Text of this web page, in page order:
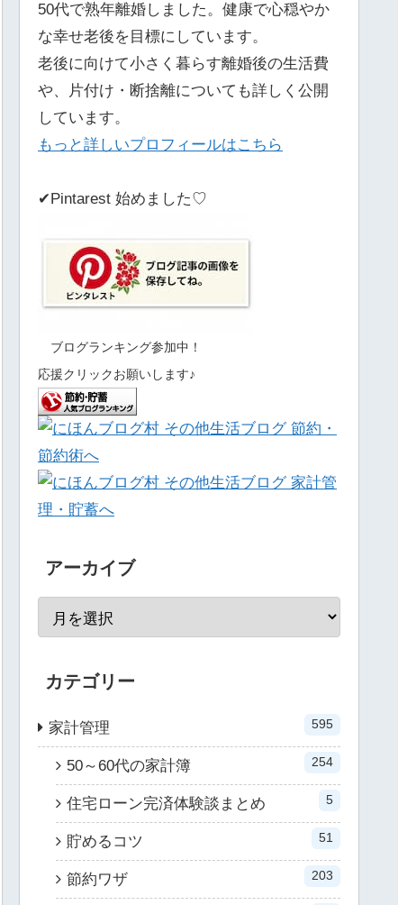
50代で熟年離婚しました。健康で心穏やか
な幸せ老後を目標にしています。
老後に向けて小さく暮らす離婚後の生活費
や、片付け・断捨離についても詳しく公開
しています。
もっと詳しいプロフィールはこちら
✔Pintarest 始めました♡
ブログランキング参加中！
応援クリックお願いします♪
アーカイブ
カテゴリー
家計管理 595
50～60代の家計簿 254
住宅ローン完済体験談まとめ 5
貯めるコツ 51
節約ワザ 203